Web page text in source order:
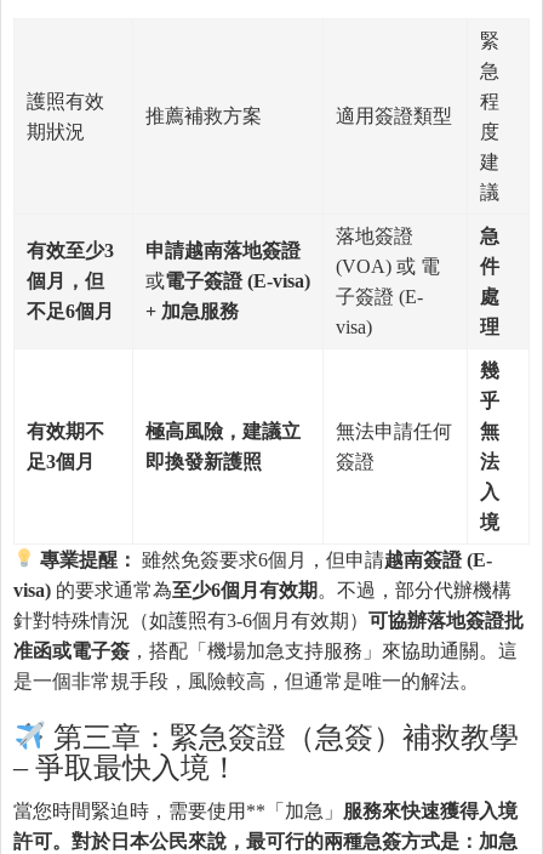
護照有效
期狀況
推薦補救方案 適用簽證類型
緊
急
程
度
建
議
有效至少3
個月，但
不足6個月
申請越南落地簽證
或電子簽證(E-visa)
+ 加急服務
落地簽證
(VOA) 或 電
子簽證 (E-
visa)
急
件
處
理
有效期不
足3個月
極高風險，建議立
即換發新護照
無法申請任何
簽證
幾
乎
無
法
入
境
專業提醒： 雖然免簽要求6個月，但申請越南簽證(E-
visa) 的要求通常為至少6個月有效期 。不過，部分代辦機構
針對特殊情況（如護照有3-6個月有效期） 可協辦落地簽證批
准函或電子簽 ，搭配「機場加急支持服務」來協助通關。這
是一個非常規手段，風險較高，但通常是唯一的解法。
第三章：緊急簽證（急簽）補救教學
– 爭取最快入境！
當您時間緊迫時，需要使用**「加急」 服務來快速獲得入境
許可。對於日本公民來說，最可行的兩種急簽方式是：加急